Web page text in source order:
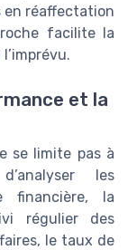
en réaffectation
facilite la
et la
se limite pas à
les
financière, la
régulier des
le taux de